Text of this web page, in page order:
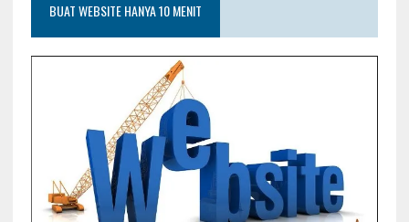
BUAT WEBSITE HANYA 10 MENIT